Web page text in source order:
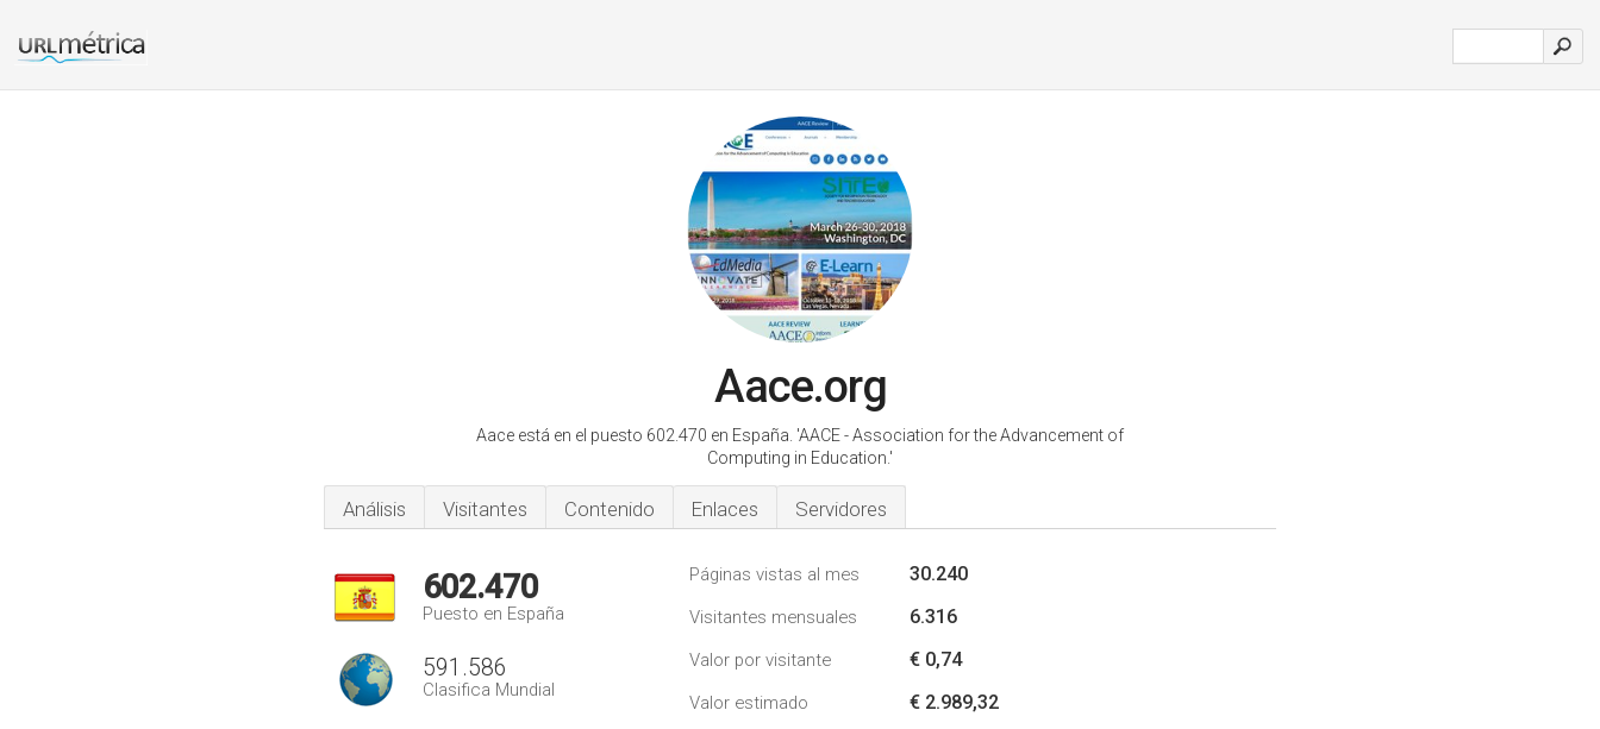
Aace.org
Aace está en el puesto 602.470 en España. 'AACE - Association for the Advancement of
Computing in Education.'
Análisis Visitantes Contenido Enlaces Servidores
602.470
Puesto en España
591.586
Clasifica Mundial
Páginas vistas al mes 30.240
Visitantes mensuales 6.316
Valor por visitante € 0,74
Valor estimado € 2.989,32